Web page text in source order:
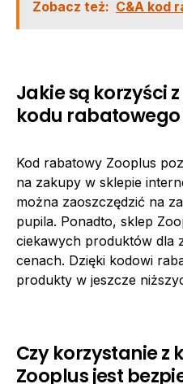
Zobacz też: C&A kod
Jakie są korzyści
kodu rabatowego
Kod rabatowy Zooplus
na zakupy w sklepie
można zaoszczędzić na
pupila. Ponadto, sklep
ciekawych produktów dla
cenach. Dzięki kodowi
produkty w jeszcze
Czy korzystanie
Zooplus jest